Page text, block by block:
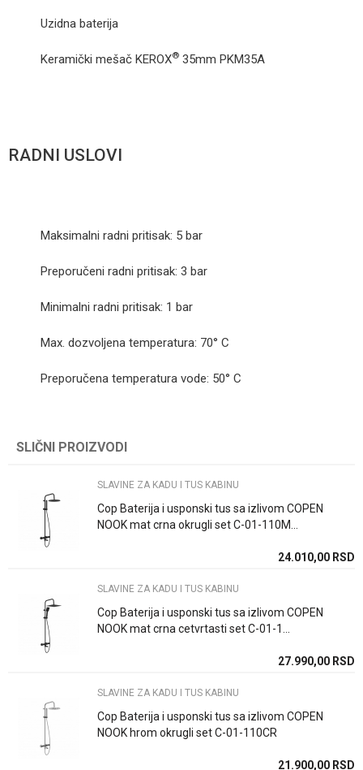
Uzidna baterija
Keramički mešač KEROX® 35mm PKM35A
RADNI USLOVI
Maksimalni radni pritisak: 5 bar
Preporučeni radni pritisak: 3 bar
Minimalni radni pritisak: 1 bar
Max. dozvoljena temperatura: 70° C
Preporučena temperatura vode: 50° C
Ime/Nadimak
Kategorija
Način ugradnje/Tip Ugradna/i
Uvoznik / proizvodjač
SLIČNI PROIZVODI
SLAVINE ZA KADU I TUS KABINU
Cop Baterija i usponski tus sa izlivom COPEN
NOOK mat crna okrugli set C-01-110M...
24.010,00 RSD
SLAVINE ZA KADU I TUS KABINU
Cop Baterija i usponski tus sa izlivom COPEN
NOOK mat crna cetvrtasti set C-01-1...
27.990,00 RSD
SLAVINE ZA KADU I TUS KABINU
Cop Baterija i usponski tus sa izlivom COPEN
NOOK hrom okrugli set C-01-110CR
21.900,00 RSD